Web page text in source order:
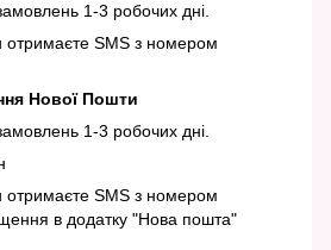
1-3 робочих дні.
отримаєте SMS з номером
Нової Пошти
1-3 робочих дні.
отримаєте SMS з номером
в додатку "Нова пошта"